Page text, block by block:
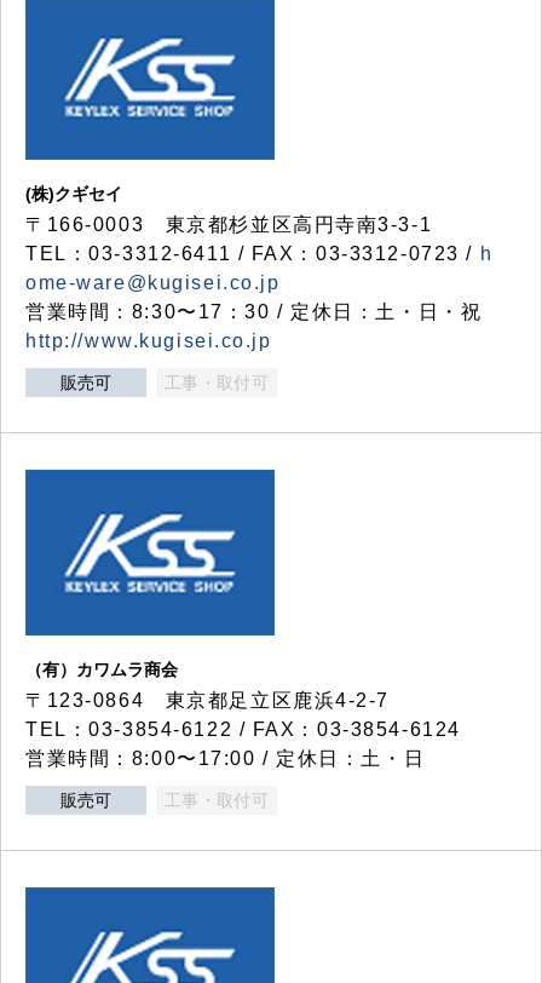
(株)クギセイ
〒166-0003 東京都杉並区高円寺南3-3-1
TEL：03-3312-6411 / FAX：03-3312-0723 / h
ome-ware@kugisei.co.jp
営業時間：8:30〜17：30 / 定休日：土・日・祝
http://www.kugisei.co.jp
販売可 工事・取付可
（有）カワムラ商会
〒123-0864 東京都足立区鹿浜4-2-7
TEL：03-3854-6122 / FAX：03-3854-6124
営業時間：8:00〜17:00 / 定休日：土・日
販売可 工事・取付可